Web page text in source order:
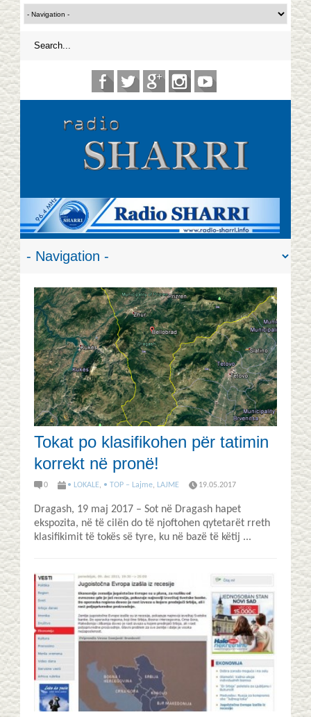
Tokat po klasifikohen për tatimin
korrekt në pronë!
0 • LOKALE, • TOP – Lajme, LAJME 19.05.2017
Dragash, 19 maj 2017 – Sot në Dragash hapet
ekspozita, në të cilën do të njoftohen qytetarët rreth
klasifikimit të tokës së tyre, ku në bazë të këtij ...